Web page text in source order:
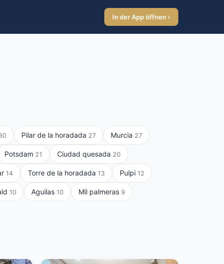
In der App öffnen ›
Pilar de la horadada 27 Murcia 27
Potsdam 21 Ciudad quesada 20
14 Torre de la horadada 13 Pulpi 12
10 Aguilas 10 Mil palmeras 9